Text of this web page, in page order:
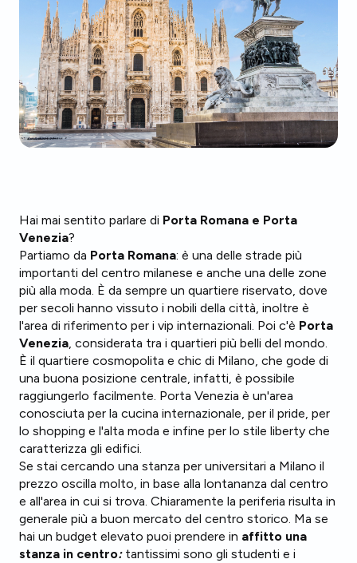
Hai mai sentito parlare di Porta Romana e Porta
Venezia?
Partiamo da Porta Romana: è una delle strade più
importanti del centro milanese e anche una delle zone
più alla moda. È da sempre un quartiere riservato, dove
per secoli hanno vissuto i nobili della città, inoltre è
l'area di riferimento per i vip internazionali. Poi c'è Porta
Venezia, considerata tra i quartieri più belli del mondo.
È il quartiere cosmopolita e chic di Milano, che gode di
una buona posizione centrale, infatti, è possibile
raggiungerlo facilmente. Porta Venezia è un'area
conosciuta per la cucina internazionale, per il pride, per
lo shopping e l'alta moda e infine per lo stile liberty che
caratterizza gli edifici.
Se stai cercando una stanza per universitari a Milano il
prezzo oscilla molto, in base alla lontananza dal centro
e all'area in cui si trova. Chiaramente la periferia risulta in
generale più a buon mercato del centro storico. Ma se
hai un budget elevato puoi prendere in affitto una
stanza in centro: tantissimi sono gli studenti e i